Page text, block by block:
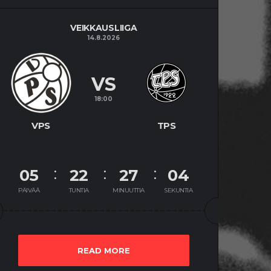
VEIKKAUSLIIGA
14.8.2026
VPS TPS
VS
18:00
05
PÄIVÄÄ
22
TUNTIA
27
MINUUTTIA
03
SEKUNTIA
READ MORE